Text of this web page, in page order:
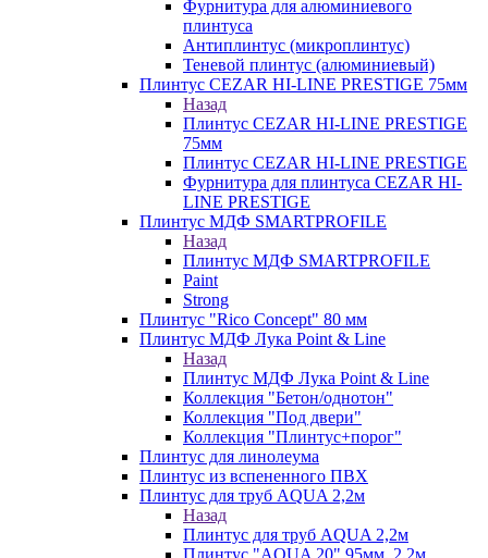
Фурнитура для алюминиевого
плинтуса
Антиплинтус (микроплинтус)
Теневой плинтус (алюминиевый)
Плинтус CEZAR HI-LINE PRESTIGE 75мм
Назад
Плинтус CEZAR HI-LINE PRESTIGE
75мм
Плинтус CEZAR HI-LINE PRESTIGE
Фурнитура для плинтуса CEZAR HI-
LINE PRESTIGE
Плинтус МДФ SMARTPROFILE
Назад
Плинтус МДФ SMARTPROFILE
Paint
Strong
Плинтус "Rico Concept" 80 мм
Плинтус МДФ Лука Point & Line
Назад
Плинтус МДФ Лука Point & Line
Коллекция "Бетон/однотон"
Коллекция "Под двери"
Коллекция "Плинтус+порог"
Плинтус для линолеума
Плинтус из вспененного ПВХ
Плинтус для труб AQUA 2,2м
Назад
Плинтус для труб AQUA 2,2м
Плинтус "AQUA 20" 95мм, 2,2м